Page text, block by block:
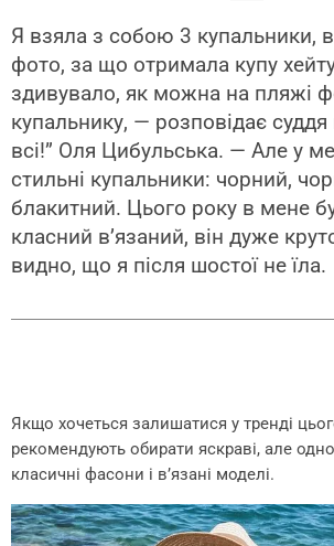
Я взяла з собою 3 купальники,
фото, за що отримала купу
здивувало, як можна на пляжі
купальнику, — розповідає
всі!” Оля Цибульська. — Але у
стильні купальники: чорний,
блакитний. Цього року в мене
класний в’язаний, він дуже
видно, що я після шостої не їла.
Якщо хочеться залишатися у тренді
рекомендують обирати яскраві, але
класичні фасони і в’язані моделі.